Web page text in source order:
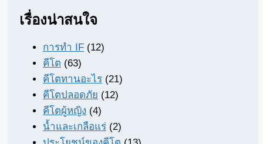
เรื่องน่าสนใจ
การทำ IF (12)
คีโต (63)
คีโตทานอะไร (21)
คีโตปลอดภัย (12)
คีโตผู้หญิง (4)
น้ำและเกลือแร่ (2)